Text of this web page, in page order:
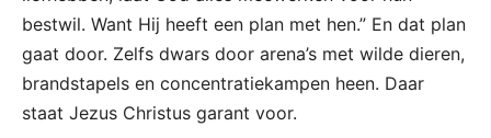
bestwil. Want Hij heeft een plan met hen.” En dat plan
gaat door. Zelfs dwars door arena’s met wilde dieren,
brandstapels en concentratiekampen heen. Daar
staat Jezus Christus garant voor.